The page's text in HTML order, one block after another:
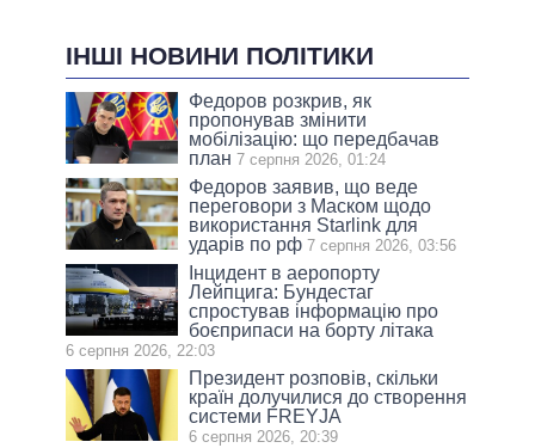
ІНШІ НОВИНИ ПОЛІТИКИ
Федоров розкрив, як
пропонував змінити
мобілізацію: що передбачав
план 7 серпня 2026, 01:24
Федоров заявив, що веде
переговори з Маском щодо
використання Starlink для
ударів по рф 7 серпня 2026, 03:56
Інцидент в аеропорту
Лейпцига: Бундестаг
спростував інформацію про
боєприпаси на борту літака
6 серпня 2026, 22:03
Президент розповів, скільки
країн долучилися до створення
системи FREYJA
6 серпня 2026, 20:39